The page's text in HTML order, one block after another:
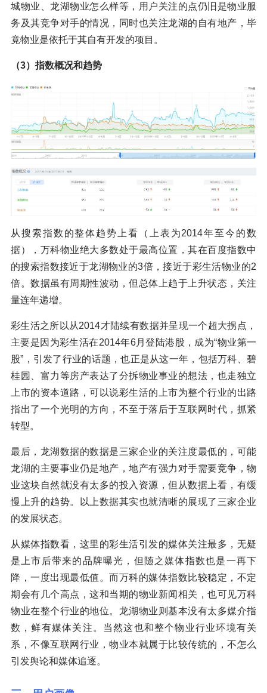
城物业、龙湖物业怎么样等，用户关注的点仍旧是物业服
务及其竞争对手的情况，同时也关注龙湖的自有地产，毕
竟物业是依托于其自有开发的项目。
（3）指数概况和趋势
从搜索指数的整体趋势上看（上表为2014年至今的数
据），万科物业绝大多数处于最高位置，其在百度指数中
的搜索指数接近于龙湖物业的3倍，接近于彩生活物业的2
倍。数据虽有周期性波动，但总体上趋于上升状态，关注
量连年递增。
彩生活之所以从2014才陆续有数据并呈现一个超大拐点，
主要是因为彩生活在2014年6月登陆港股，成为“物业第一
股”，引发了行业的话题，也正是从这一年，包括万科、碧
桂园、富力等房产表达了分拆物业事业的想法，也走独立
上市的资本道路，可以说彩生活的上市为整个行业的出路
指出了一个光明的方向，不至于落后于互联网时代，抓紧
转型。
最后，龙湖数据的数据是三家企业的关注度最低的，可能
龙湖的主要事业仍是地产，地产有强力对手需要竞争，物
业这块自然就没有太多的投入资源，但从数据上看，有缓
慢上升的趋势。以上数据其实也就清晰的展现了三家企业
的发展状态。
从媒体指数看，这里的彩生活引发的媒体关注最多，无疑
是上市后带来的品牌曝光，但随之媒体指数也是一再下
降，一度出现最低值。而万科的媒体指数比较稳定，不定
期会有几个高点，这和当期的物业新闻相关，也可见万科
物业在整个行业的地位。龙湖物业则基本没有太多媒介指
数，鲜有媒体关注。当然这也和整个物业行业环境有关
系，不像互联网行业，物业本就属于比较传统的，不怎么
引发舆论和媒体追逐。